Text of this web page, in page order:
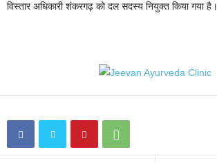
विस्तार अधिकारी शंकरगढ़ को दल सदस्य नियुक्त किया गया है।